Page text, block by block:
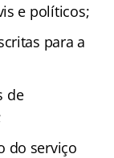
e políticos;
para a
de
do serviço